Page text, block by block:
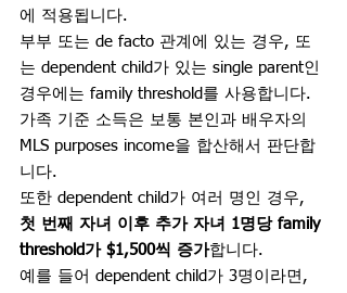
에 적용됩니다.
부부 또는 de facto 관계에 있는 경우, 또
는 dependent child가 있는 single parent인
경우에는 family threshold를 사용합니다.
가족 기준 소득은 보통 본인과 배우자의
MLS purposes income을 합산해서 판단합
니다.
또한 dependent child가 여러 명인 경우,
첫 번째 자녀 이후 추가 자녀 1명당 family
threshold가 $1,500씩 증가합니다.
예를 들어 dependent child가 3명이라면,